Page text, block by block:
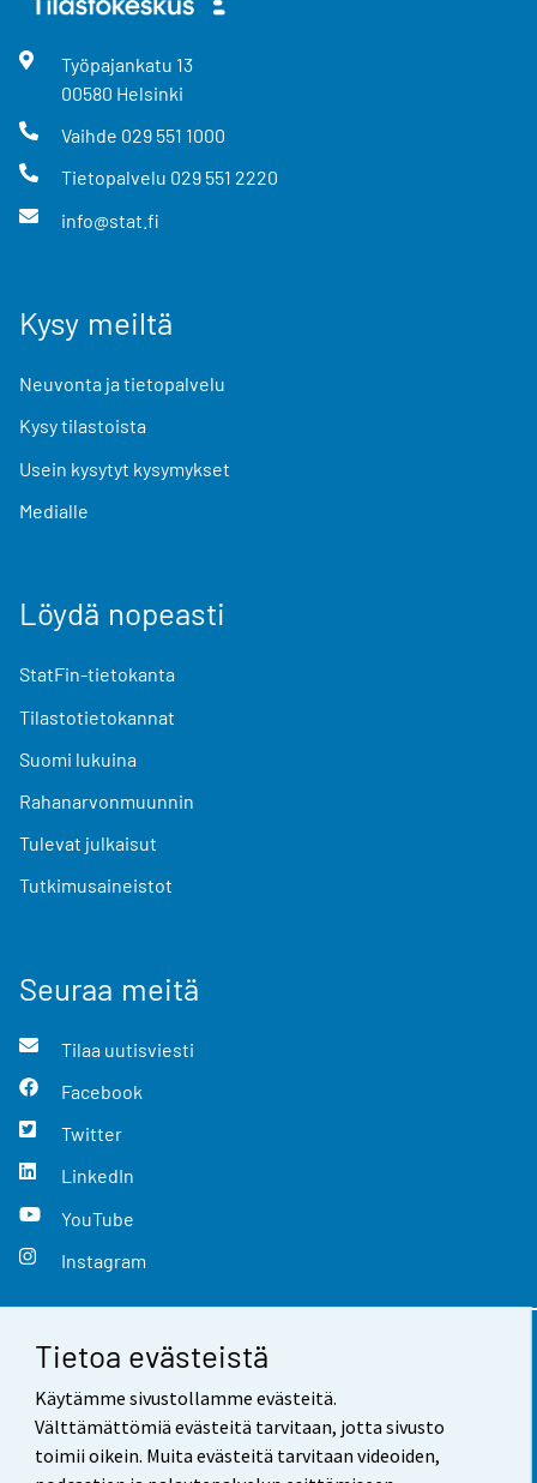
Tietoa evästeistä
Käytämme sivustollamme evästeitä.
Välttämättömiä evästeitä tarvitaan, jotta sivusto
toimii oikein. Muita evästeitä tarvitaan videoiden,
Työpajankatu 13
00580 Helsinki
Vaihde 029 551 1000
Tietopalvelu 029 551 2220
info@stat.fi
Kysy meiltä
Neuvonta ja tietopalvelu
Kysy tilastoista
Usein kysytyt kysymykset
Medialle
Löydä nopeasti
StatFin-tietokanta
Tilastotietokannat
Suomi lukuina
Rahanarvonmuunnin
Tulevat julkaisut
Tutkimusaineistot
Seuraa meitä
Tilaa uutisviesti
Facebook
Twitter
LinkedIn
YouTube
Instagram
Yhteystiedot
Palaute
Käyttöehdot